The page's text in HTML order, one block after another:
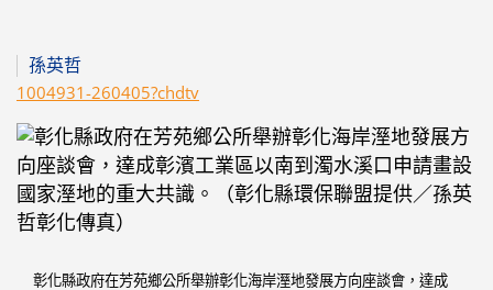
孫英哲
1004931-260405?chdtv
彰化縣政府在芳苑鄉公所舉辦彰化海岸溼地發展方向座談會，達成